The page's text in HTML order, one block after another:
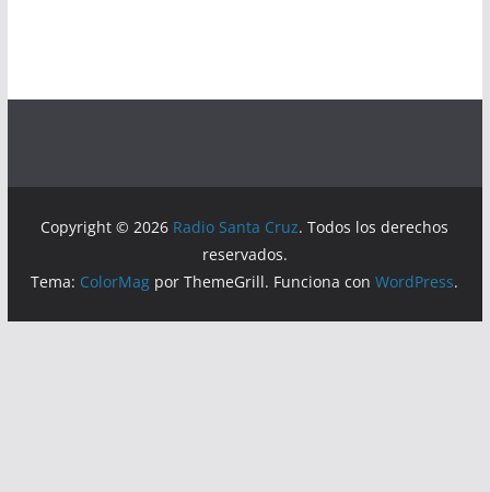
Copyright © 2026 Radio Santa Cruz. Todos los derechos
reservados.
Tema: ColorMag por ThemeGrill. Funciona conWordPress.